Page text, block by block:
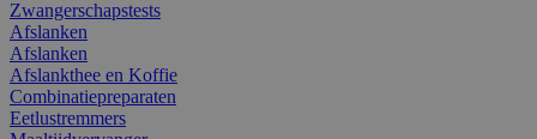
Zwangerschapstests
Afslanken
Afslanken
Afslankthee en Koffie
Combinatiepreparaten
Eetlustremmers